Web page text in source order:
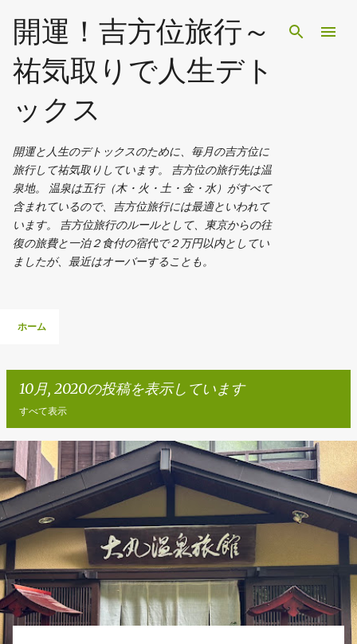
スキップしてメイン コンテンツに移動
開運！吉方位旅行～
祐気取りで人生デト
ックス
開運と人生のデトックスのために、毎月の吉方位に
旅行して祐気取りしています。 吉方位の旅行先は温
泉地。 温泉は五行（木・火・土・金・水）がすべて
含まれているので、吉方位旅行には最適といわれて
います。 吉方位旅行のルールとして、東京からの往
復の旅費と一泊２食付の宿代で２万円以内としてい
ましたが、最近はオーバーすることも。
ホーム
10月, 2020の投稿を表示しています
すべて表示
投
稿